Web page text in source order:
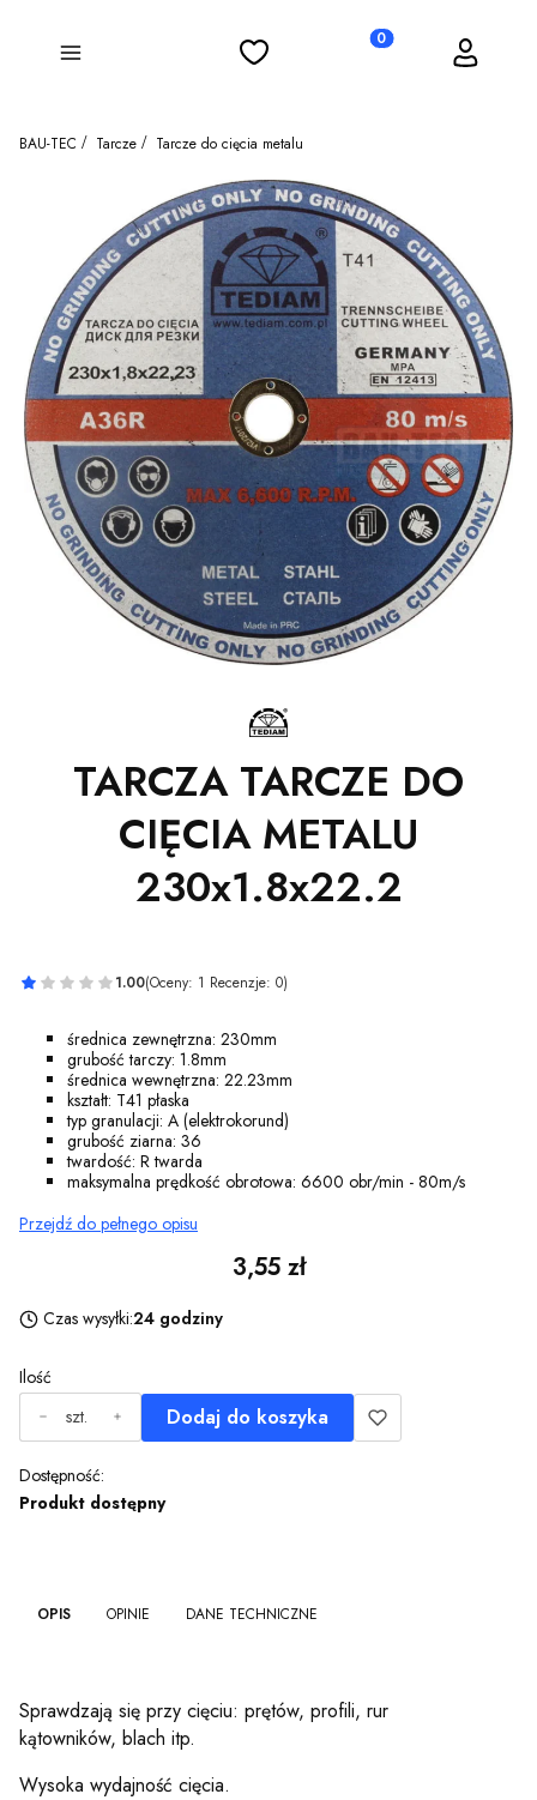
Menu Ulubione Produkty w koszyku:
Koszyk Zaloguj się
BAU-TEC Tarcze Tarcze do cięcia metalu
TARCZA TARCZE DO
CIĘCIA METALU
230x1.8x22.2
1.00(Oceny: 1 Recenzje: 0)
średnica zewnętrzna: 230mm
grubość tarczy: 1.8mm
średnica wewnętrzna: 22.23mm
kształt: T41 płaska
typ granulacji: A (elektrokorund)
grubość ziarna: 36
twardość: R twarda
maksymalna prędkość obrotowa: 6600 obr/min - 80m/s
Przejdź do pełnego opisu
Cena
3,55 zł
Czas wysyłki:24 godziny
Ilość
szt.
Dodaj do koszyka
Dostępność:
Produkt dostępny
OPIS OPINIE DANE TECHNICZNE
Sprawdzają się przy cięciu: prętów, profili, rur
kątowników, blach itp.
Wysoka wydajność cięcia.